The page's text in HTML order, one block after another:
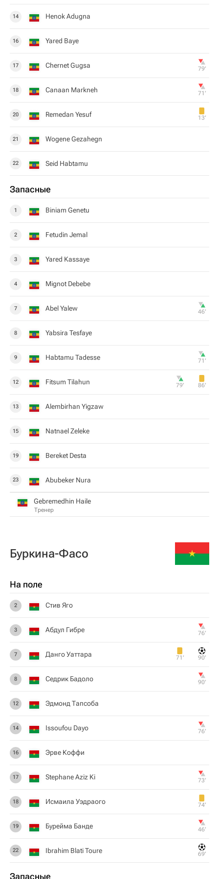
14 Henok Adugna
16 Yared Baye
17 Chernet Gugsa 79‎’‎
18 Canaan Markneh 71‎’‎
20 Remedan Yesuf 13‎’‎
21 Wogene Gezahegn
22 Seid Habtamu
Запасные
1 Biniam Genetu
2 Fetudin Jemal
3 Yared Kassaye
4 Mignot Debebe
7 Abel Yalew 46‎’‎
8 Yabsira Tesfaye
9 Habtamu Tadesse 71‎’‎
12 Fitsum Tilahun 79‎’‎ 86‎’‎
13 Alembirhan Yigzaw
15 Natnael Zeleke
19 Bereket Desta
23 Abubeker Nura
Gebremedhin Haile
Тренер
Буркина-Фасо
На поле
2 Стив Яго
3 Абдул Гибре 76‎’‎
7 Данго Уаттара 71‎’‎ 90‎’‎
8 Седрик Бадоло 90‎’‎
12 Эдмонд Тапсоба
14 Issoufou Dayo 76‎’‎
16 Эрве Коффи
17 Stephane Aziz Ki 73‎’‎
18 Исмаила Уэдраого 74‎’‎
19 Бурейма Банде 46‎’‎
22 Ibrahim Blati Toure 69‎’‎
Запасные